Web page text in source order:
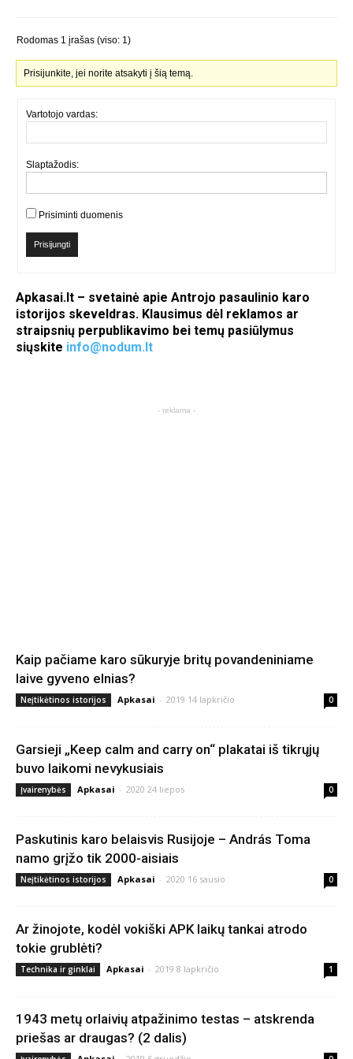
Rodomas 1 įrašas (viso: 1)
Prisijunkite, jei norite atsakyti į šią temą.
Vartotojo vardas:
Slaptažodis:
Prisiminti duomenis
Prisijungti
Apkasai.lt – svetainė apie Antrojo pasaulinio karo
istorijos skeveldras. Klausimus dėl reklamos ar
straipsnių perpublikavimo bei temų pasiūlymus
siųskite info@nodum.lt
- reklama -
Kaip pačiame karo sūkuryje britų povandeniniame
laive gyveno elnias?
Neįtikėtinos istorijos Apkasai - 2019 14 lapkričio 0
Garsieji „Keep calm and carry on“ plakatai iš tikrųjų
buvo laikomi nevykusiais
Įvairenybės Apkasai - 2020 24 liepos 0
Paskutinis karo belaisvis Rusijoje – András Toma
namo grįžo tik 2000-aisiais
Neįtikėtinos istorijos Apkasai - 2020 16 sausio 0
Ar žinojote, kodėl vokiški APK laikų tankai atrodo
tokie grublėti?
Technika ir ginklai Apkasai - 2019 8 lapkričio 1
1943 metų orlaivių atpažinimo testas – atskrenda
priešas ar draugas? (2 dalis)